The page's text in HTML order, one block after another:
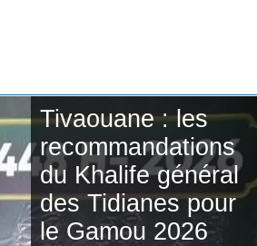
Tivaouane : les
recommandations
du Khalife général
des Tidianes pour
le Gamou 2026